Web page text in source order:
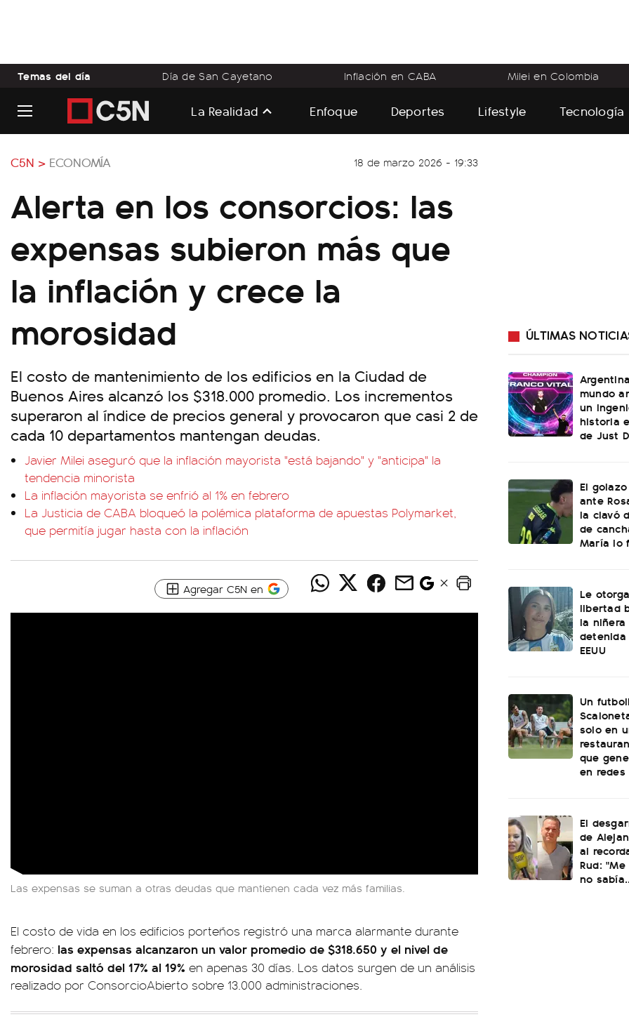
Temas del día Día de San Cayetano Inflación en CABA Milei en Colombia
La Realidad Enfoque Deportes Lifestyle Tecnología
C5N > ECONOMÍA 18 de marzo 2026 - 19:33
Alerta en los consorcios: las
expensas subieron más que
la inflación y crece la
morosidad
El costo de mantenimiento de los edificios en la Ciudad de
Buenos Aires alcanzó los $318.000 promedio. Los incrementos
superaron al índice de precios general y provocaron que casi 2 de
cada 10 departamentos mantengan deudas.
Javier Milei aseguró que la inflación mayorista "está bajando" y "anticipa" la
tendencia minorista
La inflación mayorista se enfrió al 1% en febrero
La Justicia de CABA bloqueó la polémica plataforma de apuestas Polymarket,
que permitía jugar hasta con la inflación
Agregar C5N en
Las expensas se suman a otras deudas que mantienen cada vez más familias.
El costo de vida en los edificios porteños registró una marca alarmante durante
febrero: las expensas alcanzaron un valor promedio de $318.650 y el nivel de
morosidad saltó del 17% al 19% en apenas 30 días. Los datos surgen de un análisis
realizado por ConsorcioAbierto sobre 13.000 administraciones.
ÚLTIMAS
mundo
un
historia
de Just
El
ante
la clavó
de
María lo
Le
libertad
la
detenida
EEUU
Un
solo en
que
en redes
El
de
al
Rud:
no